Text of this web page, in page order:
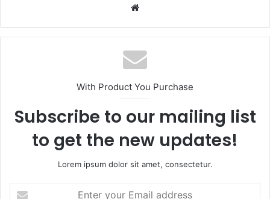
Website
With Product You Purchase
Subscribe to our mailing list
to get the new updates!
Lorem ipsum dolor sit amet, consectetur.